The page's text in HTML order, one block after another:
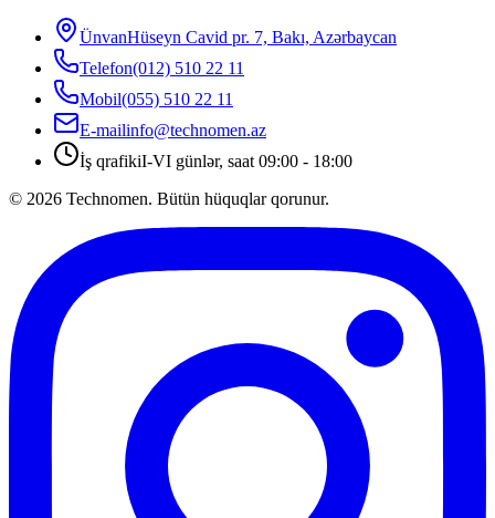
ÜnvanHüseyn Cavid pr. 7, Bakı, Azərbaycan
Telefon(012) 510 22 11
Mobil(055) 510 22 11
E-mailinfo@technomen.az
İş qrafikiI-VI günlər, saat 09:00 - 18:00
© 2026 Technomen. Bütün hüquqlar qorunur.